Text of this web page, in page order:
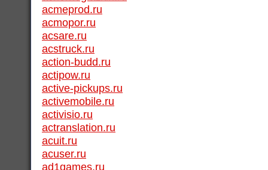
acmeprod.ru
acmopor.ru
acsare.ru
acstruck.ru
action-budd.ru
actipow.ru
active-pickups.ru
activemobile.ru
activisio.ru
actranslation.ru
acuit.ru
acuser.ru
ad1games.ru